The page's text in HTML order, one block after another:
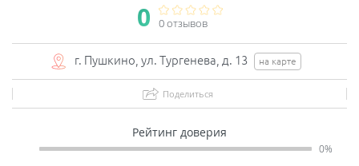
0 0 отзывов
г. Пушкино, ул. Тургенева, д. 13 на карте
Поделиться
Рейтинг доверия
0%